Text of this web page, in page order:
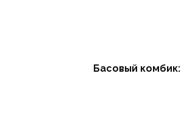
Басовый комбик: